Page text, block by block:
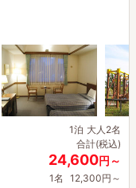
1泊 大人2名
合計(税込)
24,600円～
1名 12,300円～